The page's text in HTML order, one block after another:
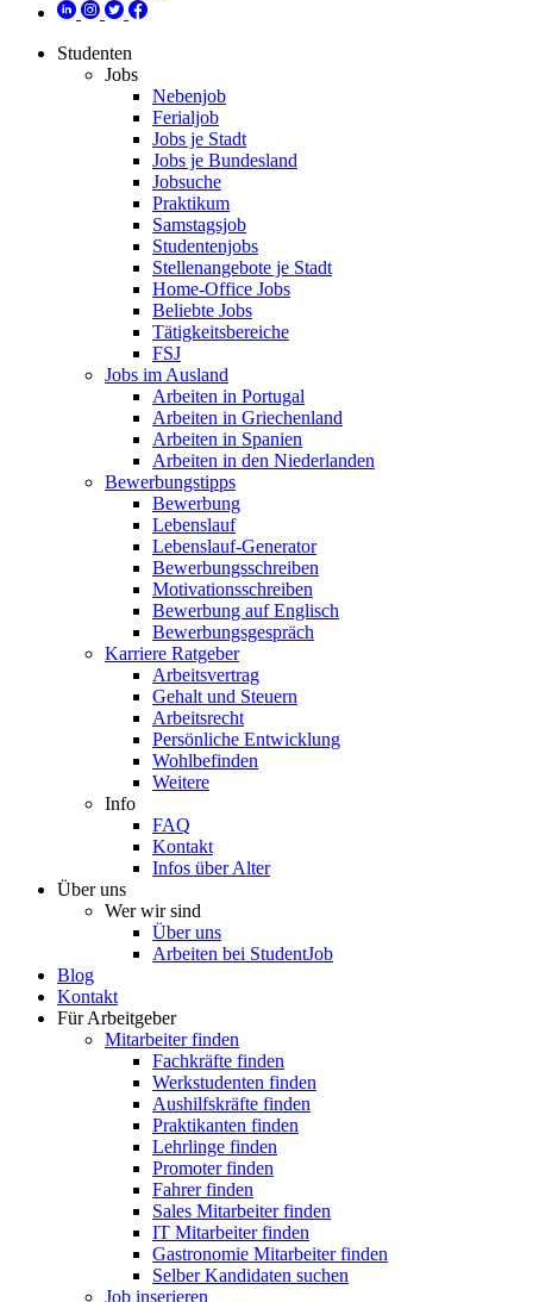
Studenten
Jobs
Nebenjob
Ferialjob
Jobs je Stadt
Jobs je Bundesland
Jobsuche
Praktikum
Samstagsjob
Studentenjobs
Stellenangebote je Stadt
Home-Office Jobs
Beliebte Jobs
Tätigkeitsbereiche
FSJ
Jobs im Ausland
Arbeiten in Portugal
Arbeiten in Griechenland
Arbeiten in Spanien
Arbeiten in den Niederlanden
Bewerbungstipps
Bewerbung
Lebenslauf
Lebenslauf-Generator
Bewerbungsschreiben
Motivationsschreiben
Bewerbung auf Englisch
Bewerbungsgespräch
Karriere Ratgeber
Arbeitsvertrag
Gehalt und Steuern
Arbeitsrecht
Persönliche Entwicklung
Wohlbefinden
Weitere
Info
FAQ
Kontakt
Infos über Alter
Über uns
Wer wir sind
Über uns
Arbeiten bei StudentJob
Blog
Kontakt
Für Arbeitgeber
Mitarbeiter finden
Fachkräfte finden
Werkstudenten finden
Aushilfskräfte finden
Praktikanten finden
Lehrlinge finden
Promoter finden
Fahrer finden
Sales Mitarbeiter finden
IT Mitarbeiter finden
Gastronomie Mitarbeiter finden
Selber Kandidaten suchen
Job inserieren